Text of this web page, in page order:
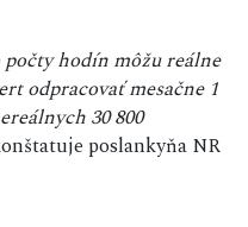
hodín môžu reálne
odpracovať mesačne 1
30 800
poslankyňa NR